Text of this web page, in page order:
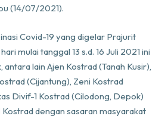
(14/07/2021).
Covid-19 yang digelar Prajurit
mulai tanggal 13 s.d. 16 Juli 2021 ini
antara lain Ajen Kostrad (Tanah Kusir),
(Cijantung), Zeni Kostrad
Divif-1 Kostrad (Cilodong, Depok)
Kostrad dengan sasaran masyarakat